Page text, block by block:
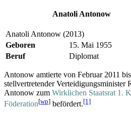
Anatoli Antonow
Anatoli Antonow (2013)
Geboren
15. Mai 1955
Beruf
Diplomat
Antonow amtierte von Februar 2011
stellvertretender Verteidigungs­minister
Antonow zum Wirklichen Staatsrat 1.
Föderation[wp] befördert.[1]